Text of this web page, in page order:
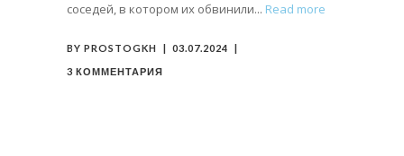
соседей, в котором их обвинили
Read more
BY PROSTOGKH
03.07.2024
3 КОММЕНТАРИЯ